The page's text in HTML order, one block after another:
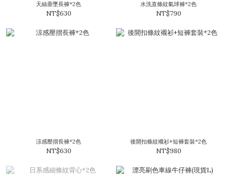
天絲垂墜長褲*2色
NT$630
水洗直條紋氣球褲*2色
NT$790
涼感壓摺長褲*2色
NT$630
後開扣條紋襯衫+短褲套裝*2色
NT$980